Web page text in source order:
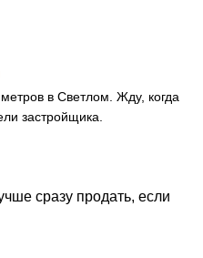
в Светлом. Жду, когда
застройщика.
сразу продать, если